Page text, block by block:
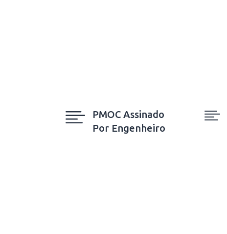

PMOC Assinado
Por Engenheiro
